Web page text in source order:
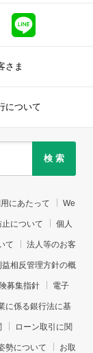
さま
について
検 索
にあたって We
について 個人
て 法人等のお客
益相反管理方針の概
募集指針 電子
に係る銀行法に基
ローン取引に関
勢について お取